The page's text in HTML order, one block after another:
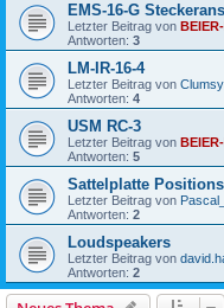
EMS-16-G
Letzter Beitrag von
Antworten: 3
LM-IR-16-4
Letzter Beitrag von Clumsy
Antworten: 4
USM RC-3
Letzter Beitrag von
Antworten: 5
Sattelplatte
Letzter Beitrag von
Antworten: 2
Loudspeakers
Letzter Beitrag von
Antworten: 2